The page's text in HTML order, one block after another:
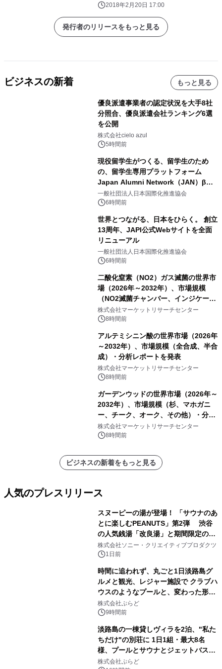
2018年2月20日 17:00
発行者のリリースをもっと見る
ビジネスの新着 もっと見る
優良派遣事業者の認定状況を大手8社
分照合、優良派遣会社ランキング6選
を公開
株式会社cielo azul
5時間前
現役留学生がつくる、留学生のため
の、留学生専用プラットフォーム
Japan Alumni Network（JAN）β版
をリリース
一般社団法人日本国際化推進協会
6時間前
世界とつながる、日本をひらく。 創立
13周年、JAPI公式Webサイトを全面
リニューアル
一般社団法人日本国際化推進協会
6時間前
二酸化窒素（NO2）ガス滅菌の世界市
場（2026年～2032年）、市場規模
（NO2滅菌チャンバー、インジケータ
ーおよびモニタリングシステム、その
他）・分析レポートを発表
株式会社マーケットリサーチセンター
8時間前
アルテミシニン酸の世界市場（2026年
～2032年）、市場規模（全合成、半合
成）・分析レポートを発表
株式会社マーケットリサーチセンター
8時間前
ガーデンウッドの世界市場（2026年～
2032年）、市場規模（杉、マホガニ
ー、チーク、オーク、その他）・分析
レポートを発表
株式会社マーケットリサーチセンター
8時間前
ビジネスの新着をもっと見る
人気のプレスリリース
スヌーピーの湯が登場！ 「サウナのあ
とに楽しむPEANUTS」第2弾 渋谷
の人気銭湯「改良湯」と期間限定のコ
ラボレーション サウナイキタイコラ
ボグッズも発売決定！
株式会社ソニー・クリエイティブプロダクツ
1日前
時間に追われず、丸ごと1日淡路島グ
ルメと観光、レジャー施設で クラブハ
ウスのようなプールと、変わった形の
サウナも 「THE BOXY AWAJI」のお
得な素泊まり連泊プランで
株式会社ぷらど
9時間前
淡路島の一棟貸しヴィラを2泊、"私た
ちだけ"の別荘に 1日1組・最大8名
様、プールとサウナとジェットバス付
きで Villa Mon Temps AWAJIの連泊
株式会社ぷらど